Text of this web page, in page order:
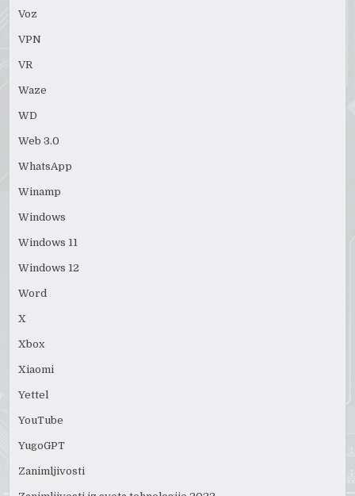
Voz
VPN
VR
Waze
WD
Web 3.0
WhatsApp
Winamp
Windows
Windows 11
Windows 12
Word
X
Xbox
Xiaomi
Yettel
YouTube
YugoGPT
Zanimljivosti